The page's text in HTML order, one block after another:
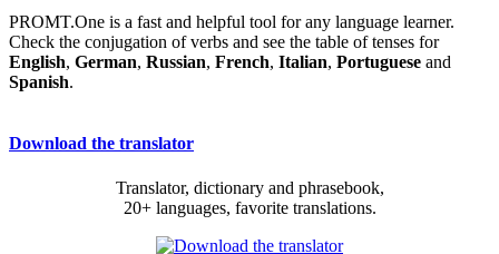
PROMT.One is a fast and helpful tool for any language learner.
Check the conjugation of verbs and see the table of tenses for
English, German, Russian, French, Italian, Portuguese and
Spanish.
Download the translator
Translator, dictionary and phrasebook,
20+ languages, favorite translations.